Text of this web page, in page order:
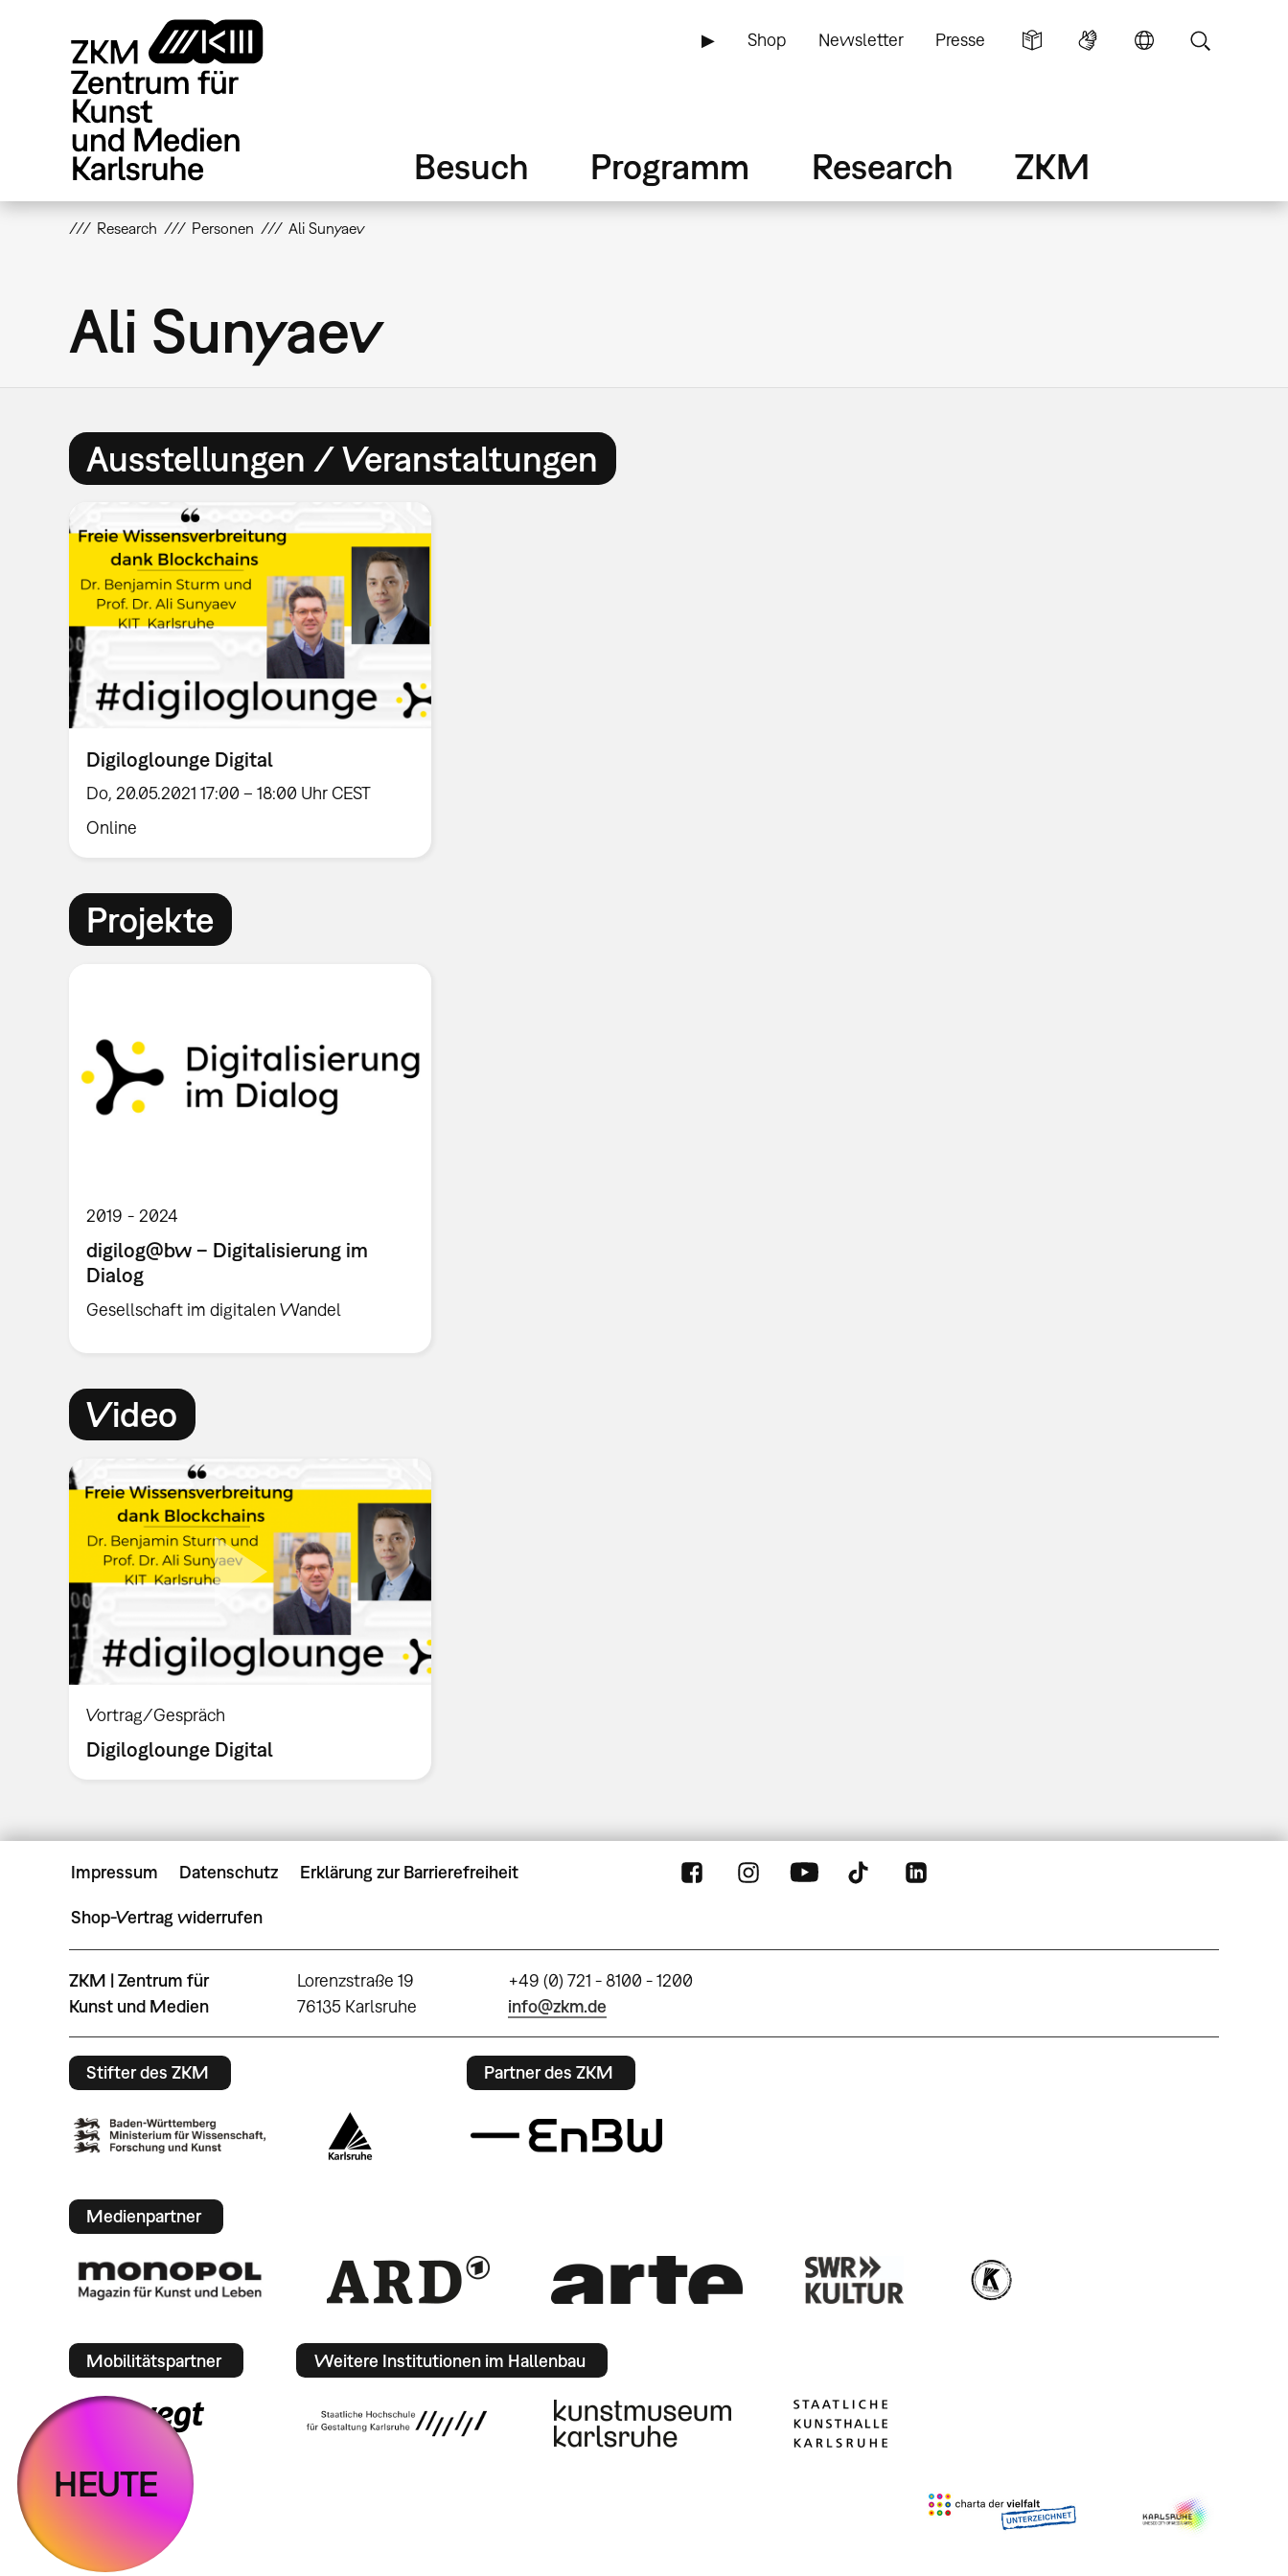
▶ Shop Newsletter Presse
Besuch Programm Research ZKM
Research Personen Ali Sunyaev
Ali Sunyaev
Ausstellungen / Veranstaltungen
Digiloglounge Digital
Do, 20.05.2021 17:00 – 18:00 Uhr CEST
Online
Projekte
2019 2024
digilog@bw – Digitalisierung im
Dialog
Gesellschaft im digitalen Wandel
Video
Vortrag/Gespräch
Digiloglounge Digital
Impressum Datenschutz Erklärung zur Barrierefreiheit
Shop-Vertrag widerrufen
ZKM | Zentrum für
Kunst und Medien
Lorenzstraße 19
76135 Karlsruhe
+49 (0) 721 - 8100 - 1200
info@zkm.de
Stifter des ZKM Partner des ZKM
Medienpartner
Mobilitätspartner Weitere Institutionen im Hallenbau
HEUTE